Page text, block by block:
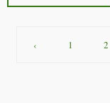
‹ 1 2